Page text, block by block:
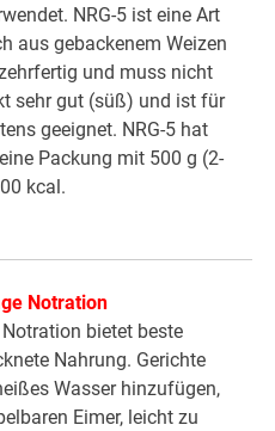
NRG-5 ist eine Art
aus gebackenem Weizen
und muss nicht
sehr gut (süß) und ist für
geeignet. NRG-5 hat
Packung mit 500 g (2-
kcal.
Notration
bietet beste
Nahrung. Gerichte
Wasser hinzufügen,
Eimer, leicht zu